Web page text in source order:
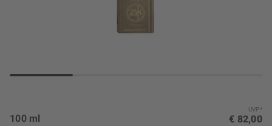
UVP*
€ 82,00
100 ml